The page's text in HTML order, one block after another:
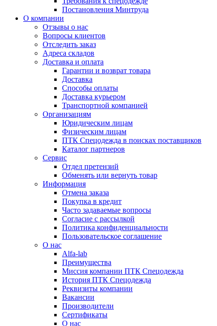
Постановления Минтруда
О компании
Отзывы о нас
Вопросы клиентов
Отследить заказ
Адреса складов
Доставка и оплата
Гарантии и возврат товара
Доставка
Способы оплаты
Доставка курьером
Транспортной компанией
Организациям
Юридическим лицам
Физическим лицам
ПТК Спецодежда в поисках поставщиков
Каталог партнеров
Сервис
Отдел претензий
Обменять или вернуть товар
Информация
Отмена заказа
Покупка в кредит
Часто задаваемые вопросы
Согласие с рассылкой
Политика конфиденциальности
Пользовательское соглашение
О нас
Alfa-lab
Преимущества
Миссия компании ПТК Спецодежда
История ПТК Спецодежда
Реквизиты компании
Вакансии
Производители
Сертификаты
О нас